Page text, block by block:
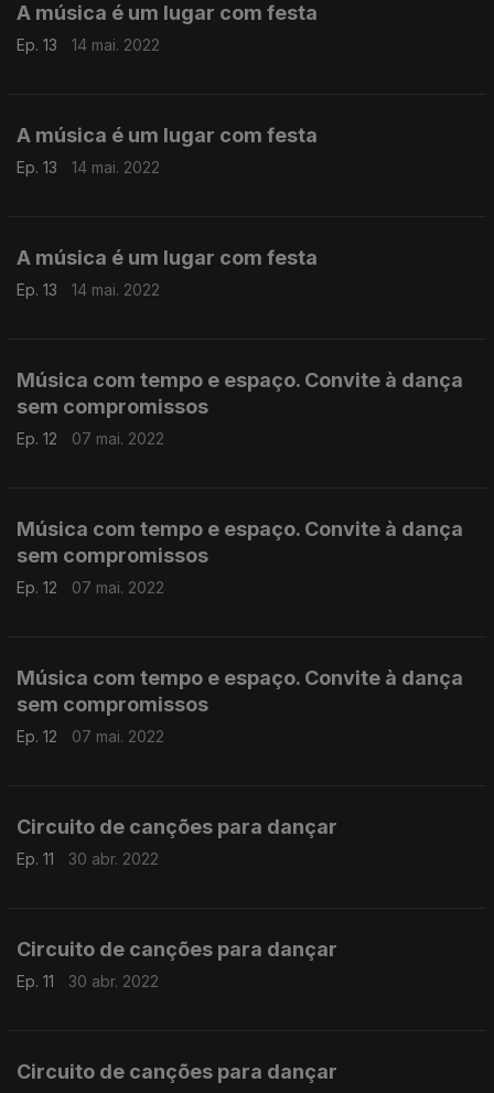
A música é um lugar com festa
Ep. 13 14 mai. 2022
A música é um lugar com festa
Ep. 13 14 mai. 2022
A música é um lugar com festa
Ep. 13 14 mai. 2022
Música com tempo e espaço. Convite à dança
sem compromissos
Ep. 12 07 mai. 2022
Música com tempo e espaço. Convite à dança
sem compromissos
Ep. 12 07 mai. 2022
Música com tempo e espaço. Convite à dança
sem compromissos
Ep. 12 07 mai. 2022
Circuito de canções para dançar
Ep. 11 30 abr. 2022
Circuito de canções para dançar
Ep. 11 30 abr. 2022
Circuito de canções para dançar